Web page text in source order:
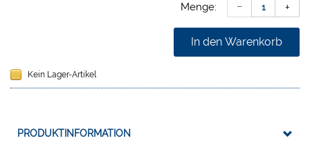
Menge:
In den Warenkorb
Kein Lager-Artikel
PRODUKTINFORMATION